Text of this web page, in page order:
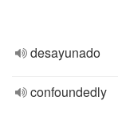
desayunado
confoundedly